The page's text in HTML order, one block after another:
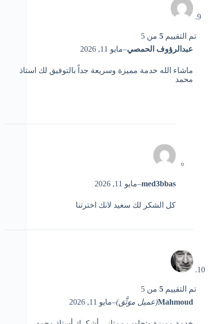
تم التقييم 5من 5
عبدالرؤوف الحمصي–مايو 11, 2026
ماشاء الله خدمة مميزة وسريعة جداً بالتوفيق لك استاذ
محمد
med3bbas
–مايو 11, 2026
كل الشكر لك سعيد لانك اخترتنا
تم التقييم 5من 5
Mahmoud(عميل موَثَّق)–مايو 11, 2026